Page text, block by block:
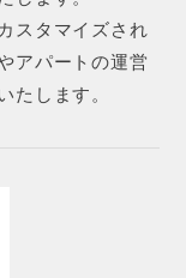
スタマイズされ
アパートの運営
たします。